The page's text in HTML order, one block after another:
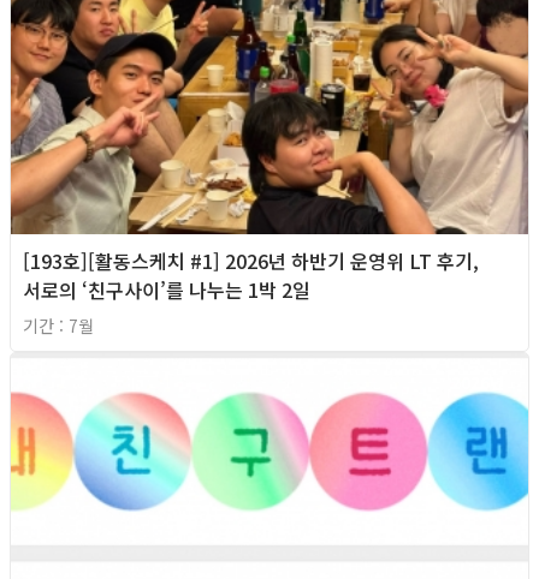
[193호][활동스케치 #1] 2026년 하반기 운영위 LT 후기,
서로의 ‘친구사이’를 나누는 1박 2일
기간 : 7월